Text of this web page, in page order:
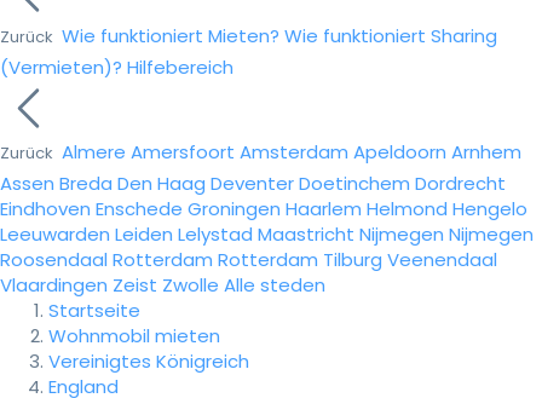
Zurück Wie funktioniert Mieten? Wie funktioniert Sharing
(Vermieten)? Hilfebereich
Zurück Almere Amersfoort Amsterdam Apeldoorn Arnhem
Assen Breda Den Haag DeventerDoetinchem Dordrecht
Eindhoven Enschede Groningen Haarlem Helmond Hengelo
Leeuwarden Leiden Lelystad Maastricht Nijmegen Nijmegen
Roosendaal Rotterdam Rotterdam Tilburg Veenendaal
Vlaardingen Zeist Zwolle Alle steden
Startseite
Wohnmobil mieten
Vereinigtes Königreich
England